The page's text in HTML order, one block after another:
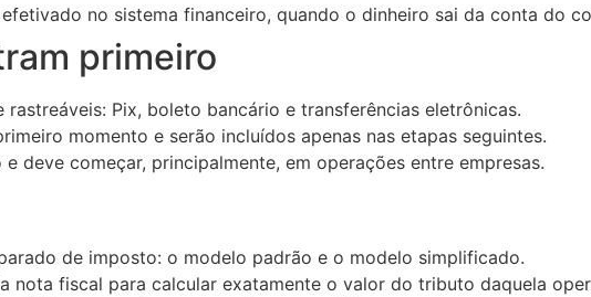
no sistema financeiro, quando o dinheiro sai da conta do
primeiro
Pix, boleto bancário e transferências eletrônicas.
momento e serão incluídos apenas nas etapas seguintes.
deve começar, principalmente, em operações entre empresas.
de imposto: o modelo padrão e o modelo simplificado.
nota fiscal para calcular exatamente o valor do tributo daquela